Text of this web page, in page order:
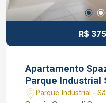
R$
Apartamento
Parque Industrial
dormitórios
Parque Industrial -